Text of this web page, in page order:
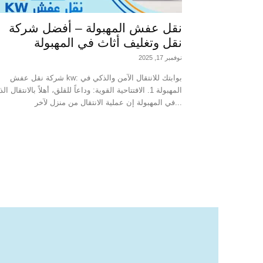
نقل عفش المهبولة – أفضل شركة
نقل وتغليف أثاث في المهبولة
نوفمبر 17, 2025
شركة نقل عفش kw: بوابتك للانتقال الآمن والذكي في
المهبولة 1. الافتتاحية القوية: وداعاً للقلق، أهلاً بالانتقال